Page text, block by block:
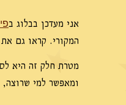
אני מעדכן בבלוג ב
המקורי. קראו גם
מטרת חלק זה היא
ומאפשר למי שרוצה,